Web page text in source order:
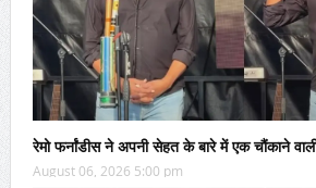
रेमो फर्नांडीस ने अपनी सेहत के बारे में एक चौंकाने
August 06, 2026 5:00 pm